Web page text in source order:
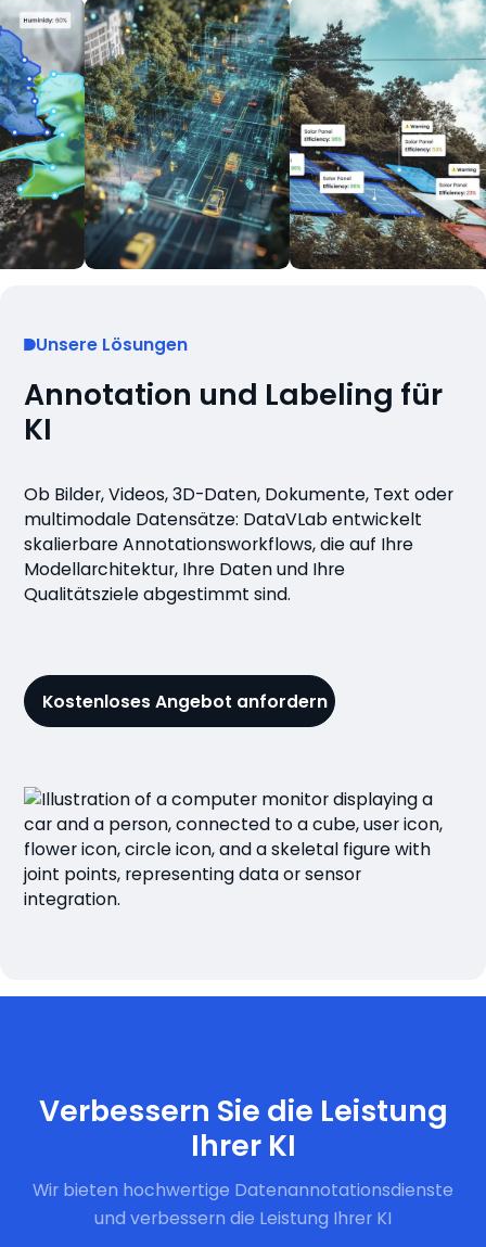
Unsere Lösungen
Annotation und Labeling für
KI
Ob Bilder, Videos, 3D-Daten, Dokumente, Text oder
multimodale Datensätze: DataVLab entwickelt
skalierbare Annotationsworkflows, die auf Ihre
Modellarchitektur, Ihre Daten und Ihre
Qualitätsziele abgestimmt sind.
Kostenloses Angebot anfordern
Verbessern Sie die Leistung
Ihrer KI
Wir bieten hochwertige Datenannotationsdienste
und verbessern die Leistung Ihrer KI